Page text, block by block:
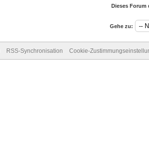
Dieses Forum
Gehe zu:
RSS-Synchronisation Cookie-